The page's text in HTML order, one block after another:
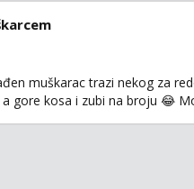
muškarac trazi nekog za
gore kosa i zubi na broju 😂